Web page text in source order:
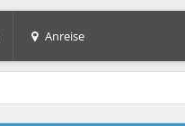
Anreise